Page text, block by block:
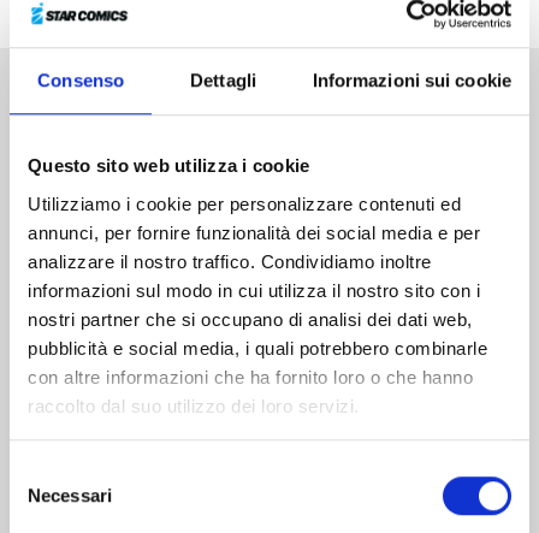
Consenso Dettagli Informazioni sui cookie
Questo sito web utilizza i cookie
Utilizziamo i cookie per personalizzare contenuti ed
annunci, per fornire funzionalità dei social media e per
analizzare il nostro traffico. Condividiamo inoltre
informazioni sul modo in cui utilizza il nostro sito con i
nostri partner che si occupano di analisi dei dati web,
pubblicità e social media, i quali potrebbero combinarle
con altre informazioni che ha fornito loro o che hanno
raccolto dal suo utilizzo dei loro servizi.
delNecessari
Altri volumi della serie